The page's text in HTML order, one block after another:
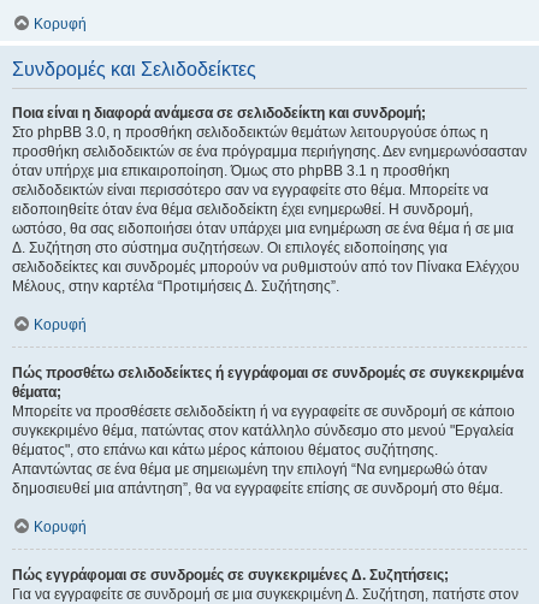
Κορυφή
Συνδρομές και Σελιδοδείκτες
Ποια είναι η διαφορά ανάμεσα σε σελιδοδείκτη και συνδρομή;
Στο phpBB 3.0, η προσθήκη σελιδοδεικτών θεμάτων λειτουργούσε όπως η
προσθήκη σελιδοδεικτών σε ένα πρόγραμμα περιήγησης. Δεν ενημερωνόσασταν
όταν υπήρχε μια επικαιροποίηση. Όμως στο phpBB 3.1 η προσθήκη
σελιδοδεικτών είναι περισσότερο σαν να εγγραφείτε στο θέμα. Μπορείτε να
ειδοποιηθείτε όταν ένα θέμα σελιδοδείκτη έχει ενημερωθεί. Η συνδρομή,
ωστόσο, θα σας ειδοποιήσει όταν υπάρχει μια ενημέρωση σε ένα θέμα ή σε μια
Δ. Συζήτηση στο σύστημα συζητήσεων. Οι επιλογές ειδοποίησης για
σελιδοδείκτες και συνδρομές μπορούν να ρυθμιστούν από τον Πίνακα Ελέγχου
Μέλους, στην καρτέλα “Προτιμήσεις Δ. Συζήτησης”.
Κορυφή
Πώς προσθέτω σελιδοδείκτες ή εγγράφομαι σε συνδρομές σε συγκεκριμένα
θέματα;
Μπορείτε να προσθέσετε σελιδοδείκτη ή να εγγραφείτε σε συνδρομή σε κάποιο
συγκεκριμένο θέμα, πατώντας στον κατάλληλο σύνδεσμο στο μενού "Εργαλεία
θέματος", στο επάνω και κάτω μέρος κάποιου θέματος συζήτησης.
Απαντώντας σε ένα θέμα με σημειωμένη την επιλογή “Να ενημερωθώ όταν
δημοσιευθεί μια απάντηση”, θα να εγγραφείτε επίσης σε συνδρομή στο θέμα.
Κορυφή
Πώς εγγράφομαι σε συνδρομές σε συγκεκριμένες Δ. Συζητήσεις;
Για να εγγραφείτε σε συνδρομή σε μια συγκεκριμένη Δ. Συζήτηση, πατήστε στον